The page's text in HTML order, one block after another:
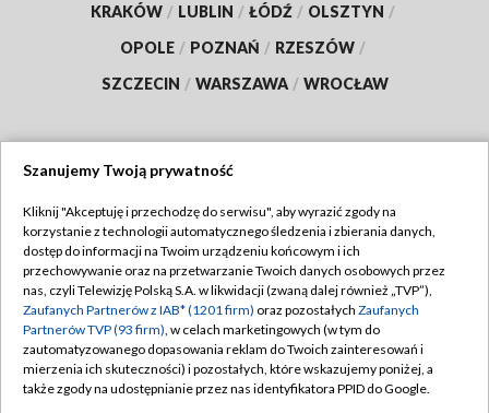
KRAKÓW / LUBLIN / ŁÓDŹ / OLSZTYN /
OPOLE / POZNAŃ / RZESZÓW /
SZCZECIN / WARSZAWA / WROCŁAW
TVP
Abonament TVP
Emisja w TVP
Centrum informacji TVP
Naziemna Telewizja Cyfrowa
Regulamin TVP
Polityka prywatności
Moje zgody
Pomoc
Szanujemy Twoją prywatność
Kliknij "Akceptuję i przechodzę do serwisu", aby wyrazić zgody na
korzystanie z technologii automatycznego śledzenia i zbierania danych,
dostęp do informacji na Twoim urządzeniu końcowym i ich
przechowywanie oraz na przetwarzanie Twoich danych osobowych przez
nas, czyli Telewizję Polską S.A. w likwidacji (zwaną dalej również „TVP”),
Zaufanych Partnerów z IAB* (1201 firm) oraz pozostałych Zaufanych
Partnerów TVP (93 firm), w celach marketingowych (w tym do
zautomatyzowanego dopasowania reklam do Twoich zainteresowań i
mierzenia ich skuteczności) i pozostałych, które wskazujemy poniżej, a
także zgody na udostępnianie przez nas identyfikatora PPID do Google.